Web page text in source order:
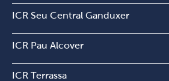
ICR Seu Central Ganduxer
ICR Pau Alcover
ICR Terrassa